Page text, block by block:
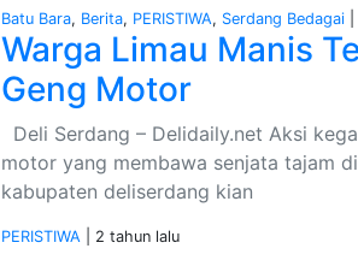
Batu Bara, Berita, PERISTIWA, Serdang Bedagai
Warga Limau Manis
Geng Motor
Deli Serdang – Delidaily.net Aksi
motor yang membawa senjata tajam
kabupaten deliserdang kian
PERISTIWA | 2 tahun lalu